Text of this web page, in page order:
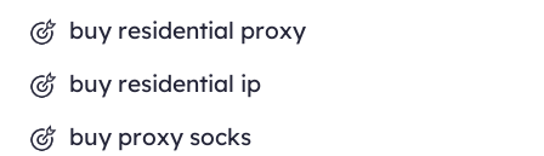
buy residential proxy
buy residential ip
buy proxy socks